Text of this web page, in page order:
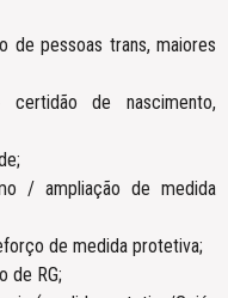
de pessoas trans, maiores
de nascimento,
/ ampliação de medida
de medida protetiva;
de RG;